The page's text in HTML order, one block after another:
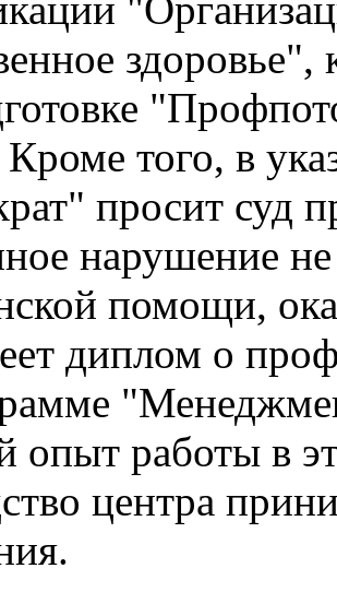
того, в
просит суд
нарушение не
помощи,
диплом о
опыт работы в
центра